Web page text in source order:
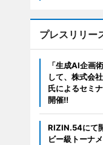
プレスリリー
「生成AI企画
して、株式会
氏によるセミ
開催!!
RIZIN.54にて
ビー級トーナ